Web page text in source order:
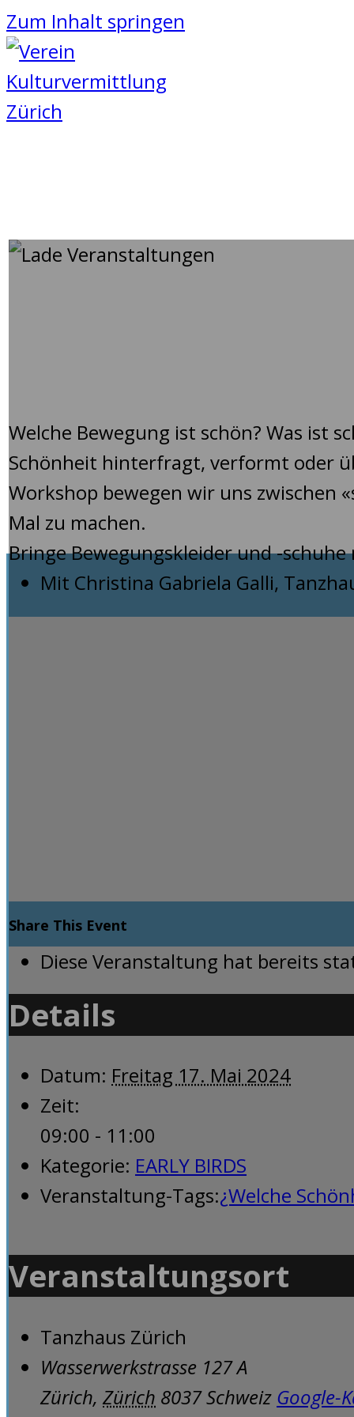
Zum Inhalt springen
Welche Bewegung ist schön? Was ist
Schönheit hinterfragt, verformt oder
Workshop bewegen wir uns zwischen
Mal zu machen.
Bringe Bewegungskleider und -
Mit Christina Gabriela Galli,
Share This Event
Diese Veranstaltung hat bereits
Details
Datum: Freitag 17. Mai 2024
Zeit:
09:00 - 11:00
Kategorie: EARLY BIRDS
Veranstaltung-Tags:¿Welche
Veranstaltungsort
Tanzhaus Zürich
Wasserwerkstrasse 127 A
Zürich, Zürich 8037Schweiz Google-